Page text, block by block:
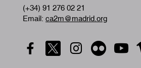
(+34) 91 276 02 21
Email: ca2m@madrid.org